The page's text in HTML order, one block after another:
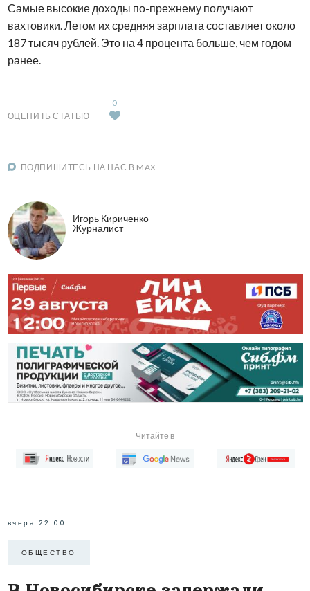
Самые высокие доходы по-прежнему получают
вахтовики. Летом их средняя зарплата составляет около
187 тысяч рублей. Это на 4 процента больше, чем годом
ранее.
ОЦЕНИТЬ СТАТЬЮ
0
ПОДПИШИТЕСЬ НА НАС В MAX
Игорь Кириченко
Журналист
Читайте в
вчера 22:00
ОБЩЕСТВО